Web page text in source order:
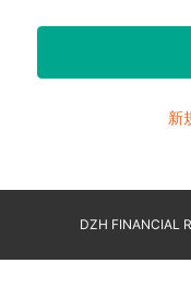
新
DZH FINANCIAL